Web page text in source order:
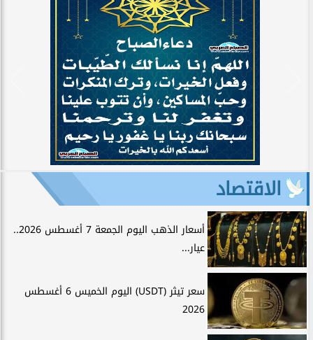
الاقتصاد
أسعار الذهب اليوم الجمعة 7 أغسطس 2026..
عيار...
سعر تيثر (USDT) اليوم الخميس 6 أغسطس
2026